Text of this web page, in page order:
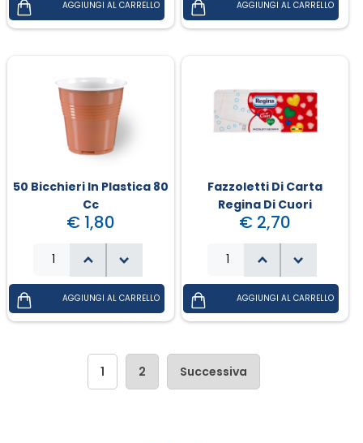
50 Bicchieri In Plastica 80
Cc
€ 1,80
Fazzoletti Di Carta
Regina Di Cuori
€ 2,70
1 2 Successiva